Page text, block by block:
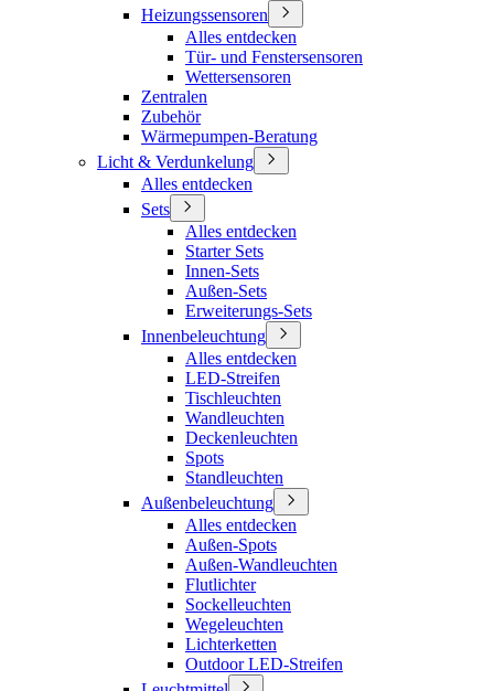
Heizungssensoren
Alles entdecken
Tür- und Fenstersensoren
Wettersensoren
Zentralen
Zubehör
Wärmepumpen-Beratung
Licht & Verdunkelung
Alles entdecken
Sets
Alles entdecken
Starter Sets
Innen-Sets
Außen-Sets
Erweiterungs-Sets
Innenbeleuchtung
Alles entdecken
LED-Streifen
Tischleuchten
Wandleuchten
Deckenleuchten
Spots
Standleuchten
Außenbeleuchtung
Alles entdecken
Außen-Spots
Außen-Wandleuchten
Flutlichter
Sockelleuchten
Wegeleuchten
Lichterketten
Outdoor LED-Streifen